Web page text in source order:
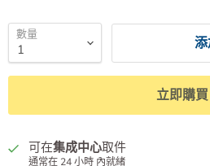
- 特設門市，歡迎查詢、體驗
StartPrint HK 已經服務
HKTVMALL，Physcial，彩豐
數量